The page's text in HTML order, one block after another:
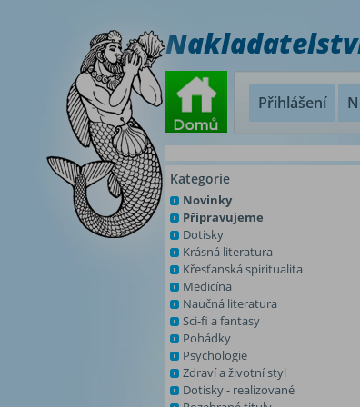
Přihlášení
Kategorie
Novinky
Připravujeme
Dotisky
Krásná literatura
Křesťanská spiritualita
Medicína
Naučná literatura
Sci-fi a fantasy
Pohádky
Psychologie
Zdraví a životní styl
Dotisky - realizované